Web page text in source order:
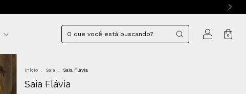
0
Início Saia Saia Flávia
Saia Flávia